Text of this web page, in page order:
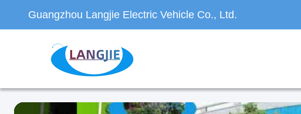
Guangzhou Langjie Electric Vehicle Co., Ltd.